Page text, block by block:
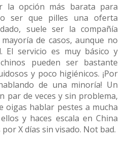
la opción más barata para
ser que pilles una oferta
suele ser la compañía
de casos, aunque no
El servicio es muy básico y
pueden ser bastante
y poco higiénicos. ¡Por
de una minoría! Un
par de veces y sin problema,
oigas hablar pestes a mucha
y haces escala en China
X días sin visado. Not bad.